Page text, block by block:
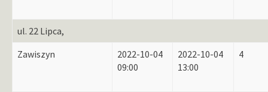
ul. 22 Lipca,
Zawiszyn
2022-10-04
09:00
2022-10-04
13:00
4